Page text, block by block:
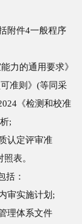
附件4一般程序
的通用要求》
准则》(等同采
《检测和校准
;
认定评审准
表。
：
审实施计划;
理体系文件